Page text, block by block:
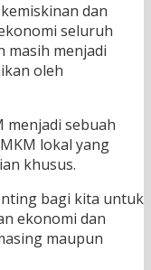
dan
seluruh
masih menjadi
oleh
menjadi sebuah
lokal yang
khusus.
bagi kita untuk
ekonomi dan
maupun